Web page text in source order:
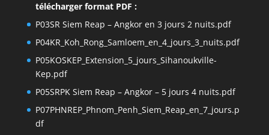
télécharger format PDF :
P03SR Siem Reap – Angkor en 3 jours 2 nuits.pdf
P04KR_Koh_Rong_Samloem_en_4_jours_3_nuits.pdf
P05KOSKEP_Extension_5_jours_Sihanoukville-
Kep.pdf
P05SRPK Siem Reap – Angkor – 5 jours 4 nuits.pdf
P07PHNREP_Phnom_Penh_Siem_Reap_en_7_jours.p
df